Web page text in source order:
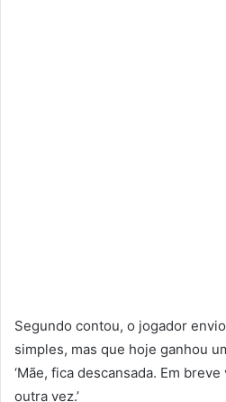
Segundo contou, o jogador
simples, mas que hoje ganhou
‘Mãe, fica descansada. Em
outra vez.’